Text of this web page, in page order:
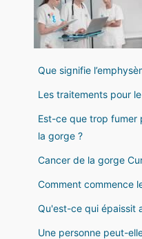
Que signifie
Les traitements pour
Est-ce que trop fumer
la gorge ?
Cancer de la gorge
Comment commence
Qu'est-ce qui épaissit
Une personne peut-